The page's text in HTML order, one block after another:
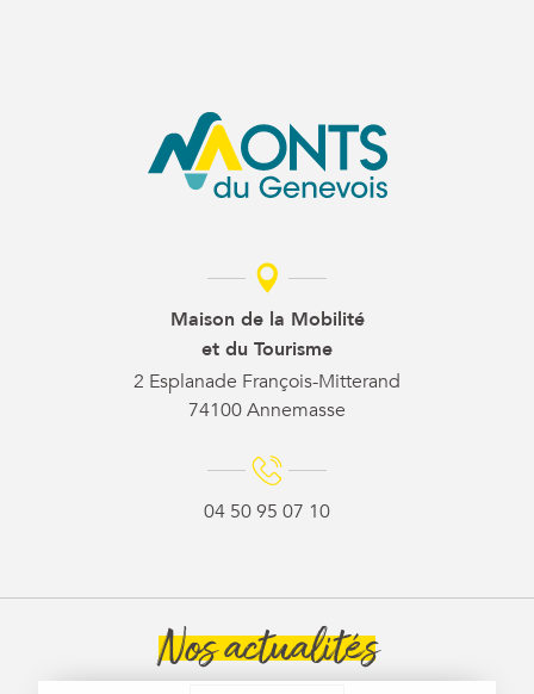
Maison de la Mobilité
et du Tourisme
2 Esplanade François-Mitterand
74100 Annemasse
04 50 95 07 10
Nos actualités